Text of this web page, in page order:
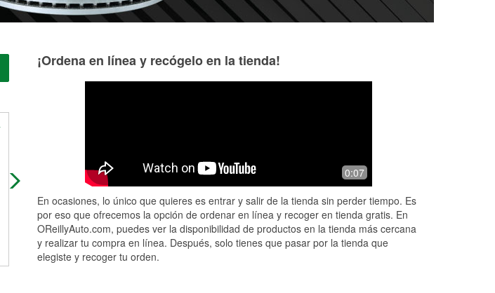
Was in to ask questions, answered my
I've been coming here for years on
and off and am just amazed at how
are throughout the years. Damien
takes...Read More
customers, not to
¡Ordena en línea y recógelo en la tienda!
0:07
En ocasiones, lo único que quieres es entrar y salir de la tienda sin perder tiempo. Es
por eso que ofrecemos la opción de ordenar en línea y recoger en tienda gratis. En
OReillyAuto.com, puedes ver la disponibilidad de productos en la tienda más cercana
y realizar tu compra en línea. Después, solo tienes que pasar por la tienda que
elegiste y recoger tu orden.